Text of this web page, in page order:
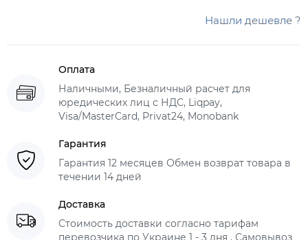
Нашли дешевле ?
Оплата
Наличными, Безналичный расчет для
юредических лиц с НДС, Liqpay,
Visa/MasterCard, Privat24, Monobank
Гарантия
Гарантия 12 месяцев Обмен возврат товара в
течении 14 дней
Доставка
Стоимость доставки согласно тарифам
перевозчика по Украине 1 - 3 дня , Самовывоз